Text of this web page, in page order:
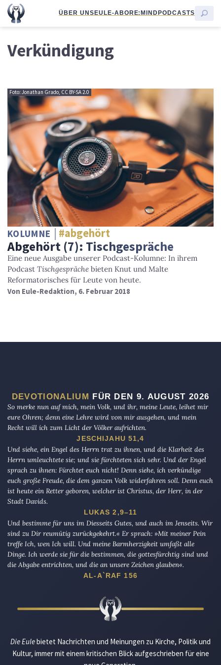
ÜBER UNSEULE-ABORE:MINDPODCASTS
Verkündigung
Foto: Jonathan Grado, CC BY-SA 2.0
KOLUMNE #abgehört
Abgehört (7): Tischgespräche
Eine neue Ausgabe unserer Podcast-Kolumne: In ihrem
Podcast Tischgespräche bieten Knut und Malte
Reformatorisches für Leute von heute.
Von Eule-Redaktion, 6. Februar 2018
DEVOTIONALIUM
FÜR DEN 9. AUGUST 2026
So merke nun auf mich, mein Volk, und ihr, meine Leute, leihet mir
eure Ohren; denn eine Lehre wird von mir ausgehen, und mein
Recht will ich zum Licht der Völker aufrichten.
JESCHIJAHU 51,4
Und siehe, ein Engel des Herrn trat zu ihnen, und die Klarheit des
Herrn umleuchtete sie; und sie fürchteten sich sehr. Und der Engel
sprach zu ihnen: Fürchtet euch nicht! Denn siehe, ich verkündige
euch große Freude, die dem ganzen Volk widerfahren soll. Denn euch
ist heute ein Retter geboren, welcher ist Christus, der Herr, in der
Stadt Davids.
LUKAS 2,9–11
Und bestimme für uns im Diesseits Gutes, und auch im Jenseits. Wir
sind zu Dir reumütig zurückgekehrt.« Er sprach: »Mit meiner Pein
treffe Ich, wen Ich will. Und meine Barmherzigkeit umfaßt alle
Dinge. Ich werde sie für die bestimmen, die gottesfürchtig sind und
die Abgabe entrichten, und die an unsere Zeichen glauben«.
AL-A`RAF 156
Die Eulebietet Nachrichten und Meinungen zu Kirche, Politik und
Kultur, immer mit einem kritischen Blick aufgeschrieben für eine